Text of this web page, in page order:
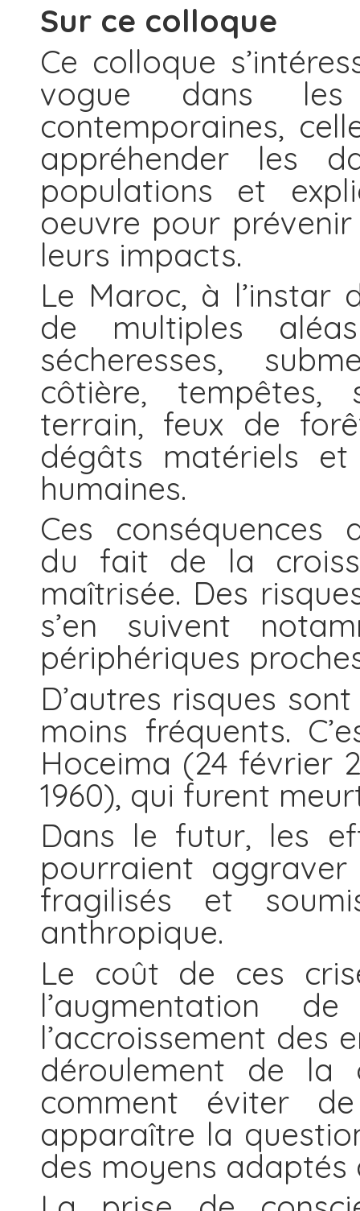
Sur ce colloque
Ce colloque
vogue dans les
contemporaines,
appréhender les
populations et
oeuvre pour
leurs impacts.
Le Maroc, à l’instar
de multiples
sécheresses,
côtière, tempêtes,
terrain, feux de
dégâts matériels
humaines.
Ces conséquences
du fait de la
maîtrisée. Des
s’en suivent
périphériques
D’autres risques
moins fréquents.
Hoceima (24 février
1960), qui furent
Dans le futur, les
pourraient
fragilisés et
anthropique.
Le coût de ces
l’augmentation
l’accroissement des
déroulement de la
comment éviter
apparaître la
des moyens